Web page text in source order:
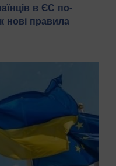
в ЄС по-
нові правила